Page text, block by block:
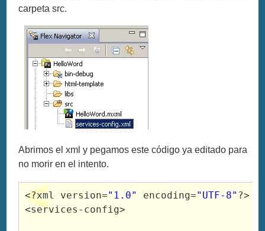
carpeta src.
Abrimos el xml y pegamos este código ya editado para
no morir en el intento.
<?xml version="1.0" encoding="UTF-8" ?>
<services -config>